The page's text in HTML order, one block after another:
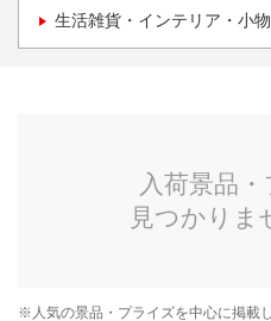
生活雑貨・インテリア・小物